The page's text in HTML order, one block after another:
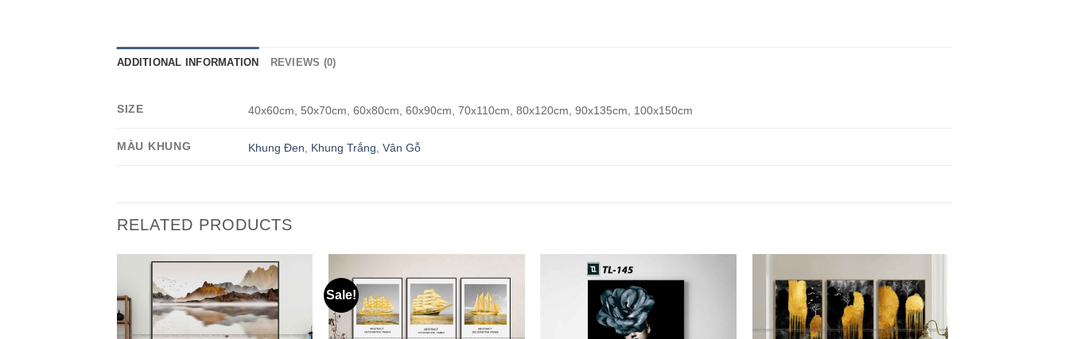
ADDITIONAL INFORMATION REVIEWS (0)
SIZE 40x60cm, 50x70cm, 60x80cm, 60x90cm, 70x110cm, 80x120cm, 90x135cm, 100x150cm
MÀU KHUNG Khung Đen Khung Trắng ,Vân Gỗ
RELATED PRODUCTS
Sale!